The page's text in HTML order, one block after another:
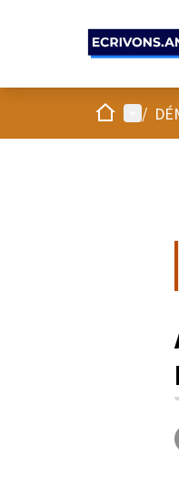
AccueilMenu
/